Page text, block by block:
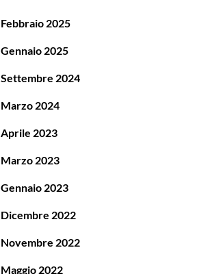
Febbraio 2025
Gennaio 2025
Settembre 2024
Marzo 2024
Aprile 2023
Marzo 2023
Gennaio 2023
Dicembre 2022
Novembre 2022
Maggio 2022